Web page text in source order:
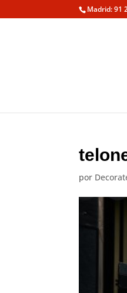
Madrid: 91
por